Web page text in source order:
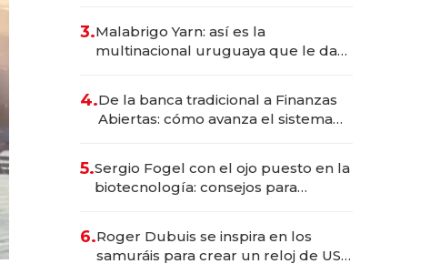
prepara apertura
3.Malabrigo Yarn: así es la
multinacional uruguaya que le da
4.De la banca tradicional a Finanzas
Abiertas: cómo avanza el sistema
5.Sergio Fogel con el ojo puesto en la
biotecnología: consejos para
6.Roger Dubuis se inspira en los
samuráis para crear un reloj de US$